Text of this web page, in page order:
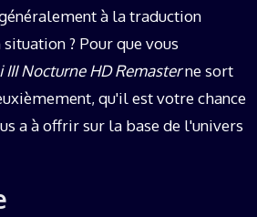
à la traduction
? Pour que vous
III Nocturne HD Remasterne sort
qu'il est votre chance
a à offrir sur la base de l'univers